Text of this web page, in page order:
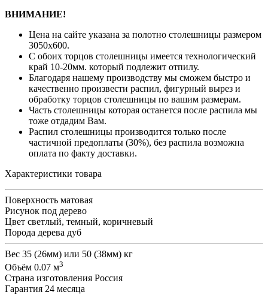
ВНИМАНИЕ!
Цена на сайте указана за полотно столешницы размером
3050х600.
С обоих торцов столешницы имеется технологический
край 10-20мм. который подлежит отпилу.
Благодаря нашему производству мы сможем быстро и
качественно произвести распил, фигурный вырез и
обработку торцов столешницы по вашим размерам.
Часть столешницы которая останется после распила мы
тоже отдадим Вам.
Распил столешницы производится только после
частичной предоплаты (30%), без распила возможна
оплата по факту доставки.
Характеристики товара
Поверхность матовая
Рисунок под дерево
Цвет светлый, темный, коричневый
Порода дерева дуб
Вес 35 (26мм) или 50 (38мм) кг
Объём 0.07 м3
Страна изготовления Россия
Гарантия 24 месяца